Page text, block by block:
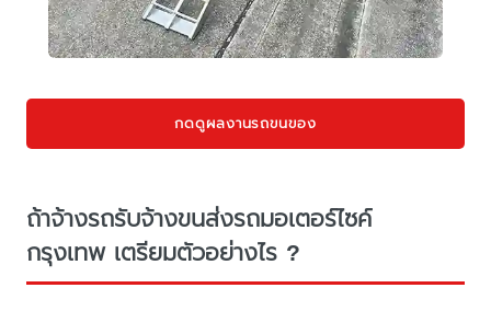
กดดูผลงานรถขนของ
ถ้าจ้างรถรับจ้างขนส่งรถมอเตอร์ไซค์
กรุงเทพ เตรียมตัวอย่างไร ?